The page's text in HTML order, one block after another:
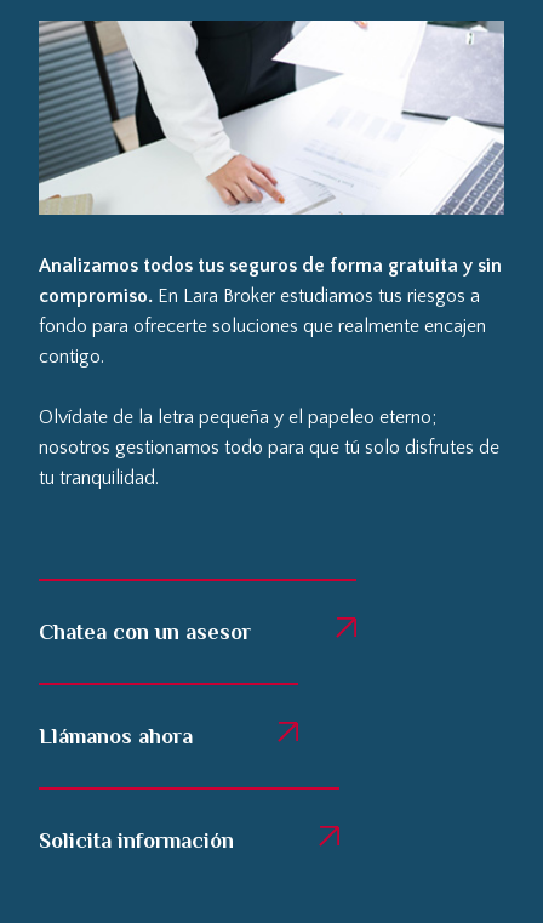
Analizamos todos tus seguros de forma gratuita y sin
compromiso.En Lara Broker estudiamos tus riesgos a
fondo para ofrecerte soluciones que realmente encajen
contigo.
Olvídate de la letra pequeña y el papeleo eterno;
nosotros gestionamos todo para que tú solo disfrutes de
tu tranquilidad.
Chatea con un asesor
Llámanos ahora
Solicita información